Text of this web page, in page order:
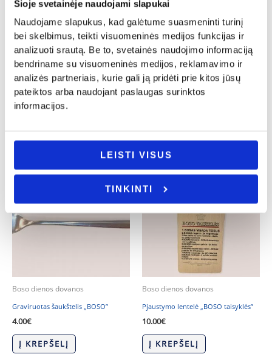
Šioje svetainėje naudojami slapukai
Naudojame slapukus, kad galėtume suasmeninti turinį
bei skelbimus, teikti visuomeninės medijos funkcijas ir
analizuoti srautą. Be to, svetainės naudojimo informaciją
bendriname su visuomeninės medijos, reklamavimo ir
analizės partneriais, kurie gali ją pridėti prie kitos jūsų
pateiktos arba naudojant paslaugas surinktos
informacijos.
LEISTI VISUS
TINKINTI
Boso dienos dovanos
Medinė pakaba „Bosas”
10.00€
Į KREPŠELĮ
Boso dienos dovanos
Odinis raktų pakabukas „Šauniausia
Bosė”
12.00€
Boso dienos dovanos
Graviruotas šaukštelis „BOSO”
4.00€
Į KREPŠELĮ
Boso dienos dovanos
Pjaustymo lentelė „BOSO taisyklės”
10.00€
Į KREPŠELĮ